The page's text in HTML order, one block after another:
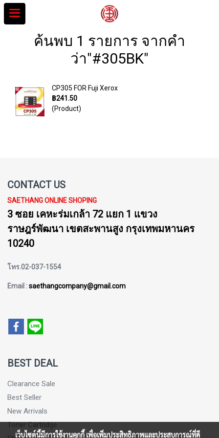
ค้นพบ 1 รายการ จากคำ
ว่า"#305BK"
CP305 FOR Fuji Xerox
฿241.50
(Product)
CONTACT US
SAETHANG ONLINE SHOPING
3 ซอย เคหะร่มเกล้า 72 แยก 1 แขวง
ราษฎร์พัฒนา เขตสะพานสูง กรุงเทพมหานคร
10240
โทร.02-037-1554
Email :saethangcompany@gmail.com
BEST DEAL
Clearance Sale
Best Seller
New Arrivals
Toner Cartridge
เว็บไซต์นี้มีการใช้งานคุกกี้ เพื่อเพิ่มประสิทธิภาพและประสบการณ์ที่ดี